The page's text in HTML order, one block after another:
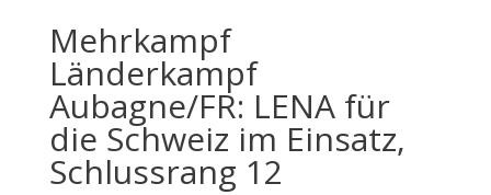
Mehrkampf
Länderkampf
Aubagne/FR: LENA für
die Schweiz im Einsatz,
Schlussrang 12